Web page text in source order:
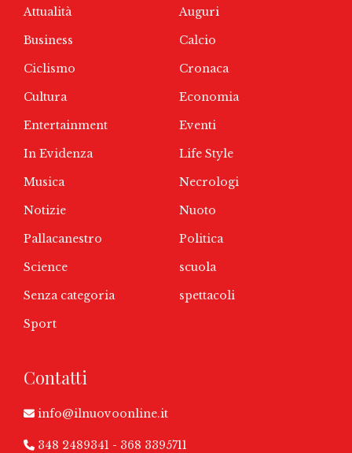
Attualità
Auguri
Business
Calcio
Ciclismo
Cronaca
Cultura
Economia
Entertainment
Eventi
In Evidenza
Life Style
Musica
Necrologi
Notizie
Nuoto
Pallacanestro
Politica
Science
scuola
Senza categoria
spettacoli
Sport
Contatti
info@ilnuovoonline.it
348 2489341 - 368 3395711